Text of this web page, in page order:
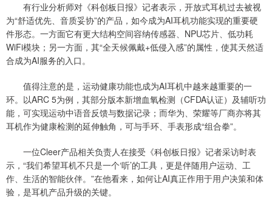
有行业分析师对《科创板日报》记者表示，开放式耳机过去被视
为“舒适优先、音质妥协”的产品，如今成为AI耳机功能实现的重要硬
件形态。一方面它有更大结构空间容纳传感器、NPU芯片、低功耗
WiFi模块；另一方面，其“全天候佩戴+低侵入感”的属性，使其天然适
合成为AI服务的入口。
值得注意的是，运动健康功能也成为AI耳机中越来越重要的一
环。以ARC 5为例，其部分版本新增血氧检测（CFDA认证）及辅听功
能，可实现运动中语音反馈与数据记录；而华为、荣耀等厂商亦将其
耳机作为健康检测的延伸触角，可与手环、手表形成“组合拳”。
一位Cleer产品相关负责人在接受《科创板日报》记者采访时表
示，“我们希望耳机不只是一个‘听’的工具，更是伴随用户运动、工
作、生活的智能伙伴。”在他看来，如何让AI真正作用于用户决策和体
验，是耳机产品升级的关键。